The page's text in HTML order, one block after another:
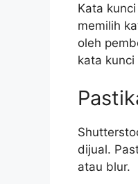
Kata
memilih
oleh
kata kunci
dijual.
atau blur.